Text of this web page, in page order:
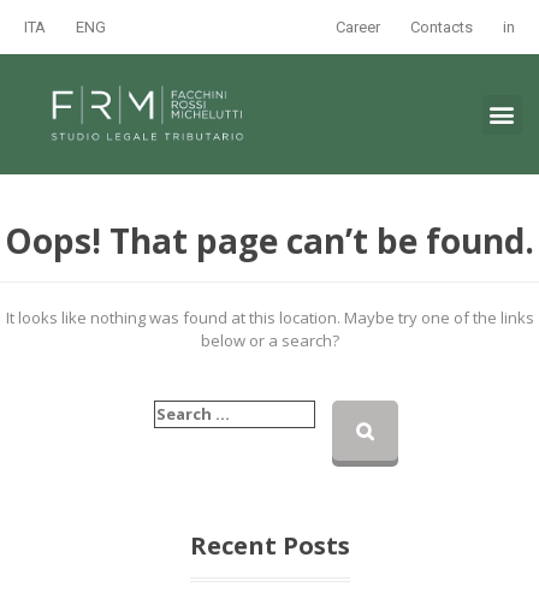
ITA ENG Career Contacts in
Oops! That page can’t be found.
It looks like nothing was found at this location. Maybe try one of the links
below or a search?
Recent Posts